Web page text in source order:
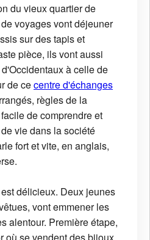
du vieux quartier de
voyages vont déjeuner
sur des tapis et
pièce, ils vont aussi
à celle de
de cecentre d'échanges
règles de la
de comprendre et
vie dans la société
fort et vite, en anglais,
délicieux. Deux jeunes
vont emmener les
alentour. Première étape,